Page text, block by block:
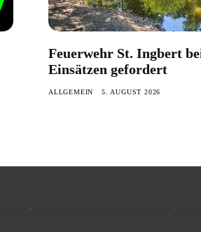
Feuerwehr St. Ingbert
Einsätzen gefordert
ALLGEMEIN 5. AUGUST 2026